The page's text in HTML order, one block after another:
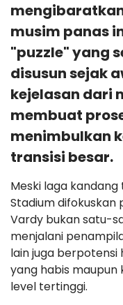
musim panas
"puzzle" yang
disusun sejak
kejelasan dari
membuat
menimbulkan
transisi besar.
Meski laga
Stadium difokuskan
Vardy bukan satu-
menjalani
lain juga
yang habis
level tertinggi.